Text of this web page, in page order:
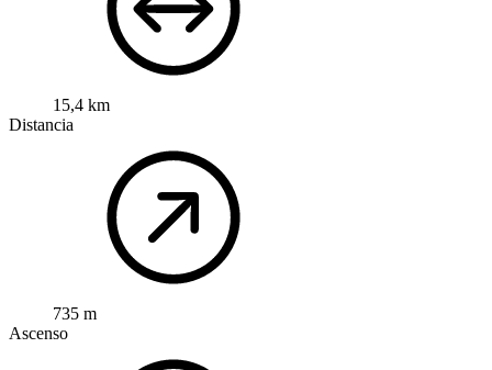
15,4 km
Distancia
735 m
Ascenso